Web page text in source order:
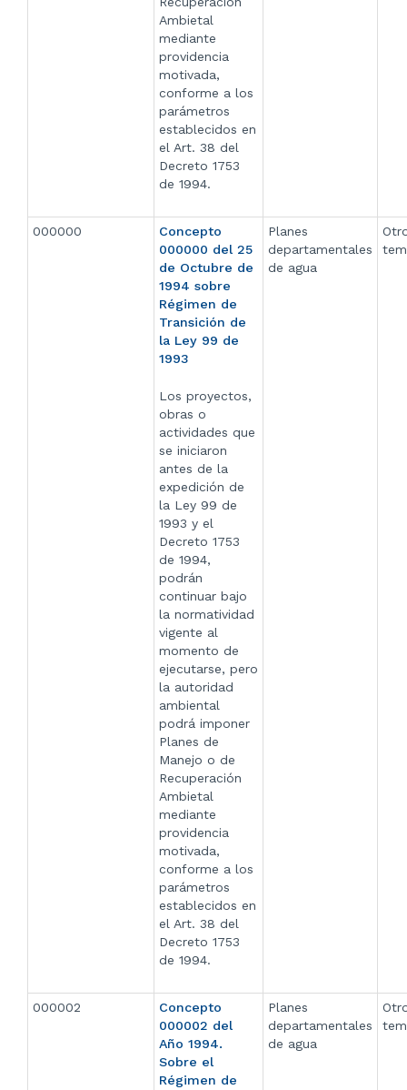
Ambietal
mediante
providencia
motivada,
conforme a los
parámetros
establecidos en
el Art. 38 del
Decreto 1753
de 1994.
000000
Concepto
000000 del 25
de Octubre de
1994 sobre
Régimen de
Transición de
la Ley 99 de
1993
Los proyectos,
obras o
actividades que
se iniciaron
antes de la
expedición de
la Ley 99 de
1993 y el
Decreto 1753
de 1994,
podrán
continuar bajo
la normatividad
vigente al
momento de
ejecutarse, pero
la autoridad
ambiental
podrá imponer
Planes de
Manejo o de
Recuperación
Ambietal
mediante
providencia
motivada,
conforme a los
parámetros
establecidos en
el Art. 38 del
Decreto 1753
de 1994.
Planes
departamentales
de agua
000002
Concepto
000002 del
Año 1994.
Sobre el
Régimen de
Planes
departamentales
de agua